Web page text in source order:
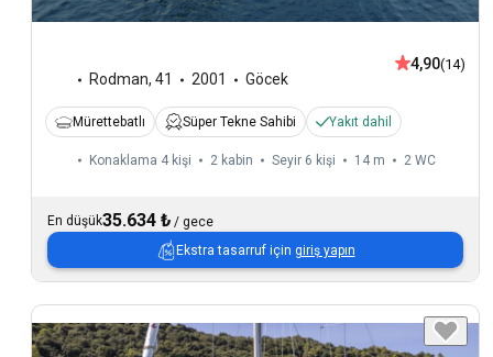
Rodman, 41 2001 Göcek
4,90(14)
Mürettebatlı Süper Tekne Sahibi Yakıt dahil
Konaklama 4 kişi 2 kabin Seyir 6 kişi 14 m 2 WC
En düşük35.634 ₺ / gece
Ekstra tasarruf için giriş yapın